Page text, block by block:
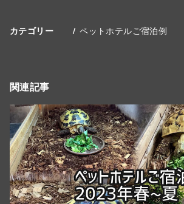
カテゴリー ペットホテルご宿泊例
関連記事